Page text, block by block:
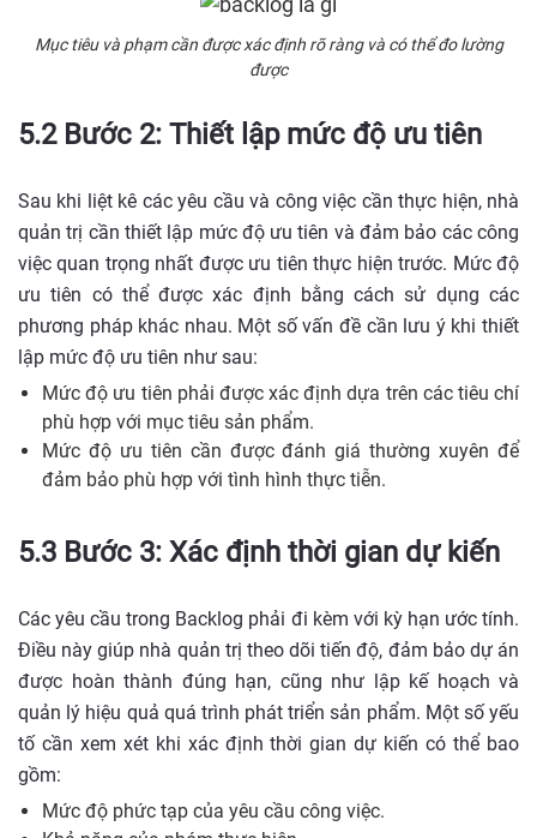
Mục tiêu và phạm cần được xác định rõ ràng và có thể đo lường
được
5.2 Bước 2: Thiết lập mức độ ưu tiên
Sau khi liệt kê các yêu cầu và công việc cần thực hiện, nhà
quản trị cần thiết lập mức độ ưu tiên và đảm bảo các công
việc quan trọng nhất được ưu tiên thực hiện trước. Mức độ
ưu tiên có thể được xác định bằng cách sử dụng các
phương pháp khác nhau. Một số vấn đề cần lưu ý khi thiết
lập mức độ ưu tiên như sau:
Mức độ ưu tiên phải được xác định dựa trên các tiêu chí
phù hợp với mục tiêu sản phẩm.
Mức độ ưu tiên cần được đánh giá thường xuyên để
đảm bảo phù hợp với tình hình thực tiễn.
5.3 Bước 3: Xác định thời gian dự kiến
Các yêu cầu trong Backlog phải đi kèm với kỳ hạn ước tính.
Điều này giúp nhà quản trị theo dõi tiến độ, đảm bảo dự án
được hoàn thành đúng hạn, cũng như lập kế hoạch và
quản lý hiệu quả quá trình phát triển sản phẩm. Một số yếu
tố cần xem xét khi xác định thời gian dự kiến có thể bao
gồm:
Mức độ phức tạp của yêu cầu công việc.